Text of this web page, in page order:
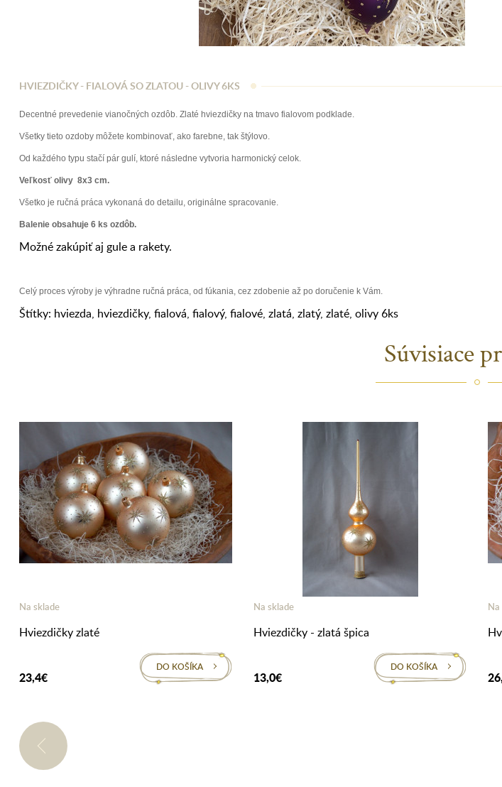
HVIEZDIČKY - FIALOVÁ SO ZLATOU - OLIVY 6KS
Decentné prevedenie vianočných ozdôb. Zlaté hviezdičky na tmavo fialovom podklade.
Všetky tieto ozdoby môžete kombinovať, ako farebne, tak štýlovo.
Od každého typu stačí pár gulí, ktoré následne vytvoria harmonický celok.
Veľkosť olivy 8x3 cm.
Všetko je ručná práca vykonaná do detailu, originálne spracovanie.
Balenie obsahuje 6 ks ozdôb.
Možné zakúpiť aj gule a rakety.
Celý proces výroby je výhradne ručná práca, od fúkania, cez zdobenie až po doručenie k Vám.
Štítky: hviezda, hviezdičky, fialová, fialový, fialové, zlatá, zlatý, zlaté, olivy 6ks
Súvisiace
Na sklade
Hviezdičky zlaté
23,4€
DO KOŠÍKA
Na sklade
Hviezdičky - zlatá špica
13,0€
DO KOŠÍKA